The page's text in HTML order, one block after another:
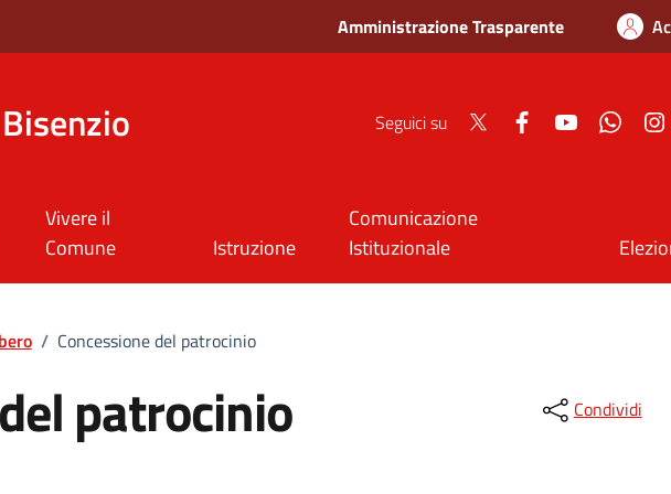
Amministrazione Trasparente
Seguici su Twitter FacebookYoutube
Vivere il
Comune
Istruzione
Comunicazione
Istituzionale
/ Concessione del patrocinio
patrocinio Condividi